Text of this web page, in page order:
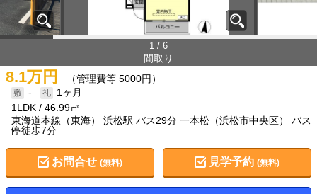
1 / 6
間取り
8.1万円 （管理費等 5000円）
-
1ヶ月
1LDK
46.99㎡
東海道本線（東海） 浜松駅 バス29分 一本松（浜松市中央区） バス
停徒歩7分
お問合せ (無料) 見学予約(無料)